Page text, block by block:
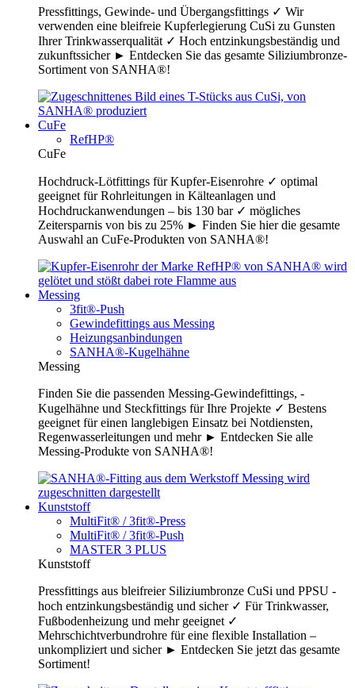
Pressfittings, Gewinde- und Übergangsfittings ✓ Wir
verwenden eine bleifreie Kupferlegierung CuSi zu Gunsten
Ihrer Trinkwasserqualität ✓ Hoch entzinkungsbeständig und
zukunftssicher ► Entdecken Sie das gesamte Siliziumbronze-
Sortiment von SANHA®!
CuFe
RefHP®
CuFe
Hochdruck-Lötfittings für Kupfer-Eisenrohre ✓ optimal
geeignet für Rohrleitungen in Kälteanlagen und
Hochdruckanwendungen – bis 130 bar ✓ mögliches
Zeitersparnis von bis zu 25% ► Finden Sie hier die gesamte
Auswahl an CuFe-Produkten von SANHA®!
Messing
3fit®-Push
Gewindefittings aus Messing
Heizungsanbindungen
SANHA®-Kugelhähne
Messing
Finden Sie die passenden Messing-Gewindefittings, -
Kugelhähne und Steckfittings für Ihre Projekte ✓ Bestens
geeignet für einen langlebigen Einsatz bei Notdiensten,
Regenwasserleitungen und mehr ► Entdecken Sie alle
Messing-Produkte von SANHA®!
Kunststoff
MultiFit® / 3fit®-Press
MultiFit® / 3fit®-Push
MASTER 3 PLUS
Kunststoff
Pressfittings aus bleifreier Siliziumbronze CuSi und PPSU -
hoch entzinkungsbeständig und sicher ✓ Für Trinkwasser,
Fußbodenheizung und mehr geeignet ✓
Mehrschichtverbundrohre für eine flexible Installation –
unkompliziert und sicher ► Entdecken Sie jetzt das gesamte
Sortiment!